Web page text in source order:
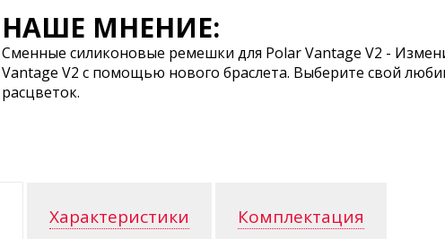
НАШЕ МНЕНИЕ:
Сменные силиконовые ремешки для Polar Vantage V2 -
Vantage V2 с помощью нового браслета. Выберите свой
расцветок.
Характеристики Комплектация